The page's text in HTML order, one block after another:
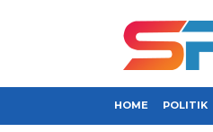
HOME POLITIK